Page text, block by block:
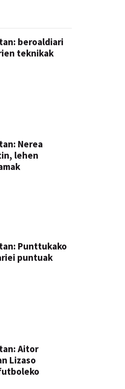
beroaldiari
teknikak
Nerea
lehen
Punttukako
puntuak
Aitor
Lizaso